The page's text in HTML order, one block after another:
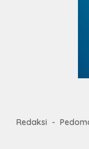
Redaksi